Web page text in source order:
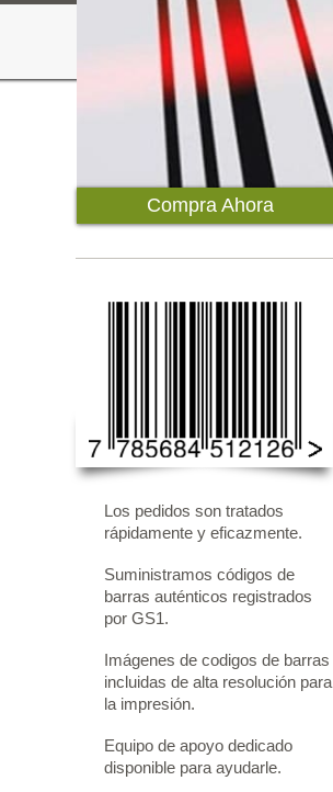
Compra Ahora
Los pedidos son tratados
rápidamente y eficazmente.
Suministramos códigos de
barras auténticos registrados
por GS1.
Imágenes de codigos de barras
incluidas de alta resolución para
la impresión.
Equipo de apoyo dedicado
disponible para ayudarle.